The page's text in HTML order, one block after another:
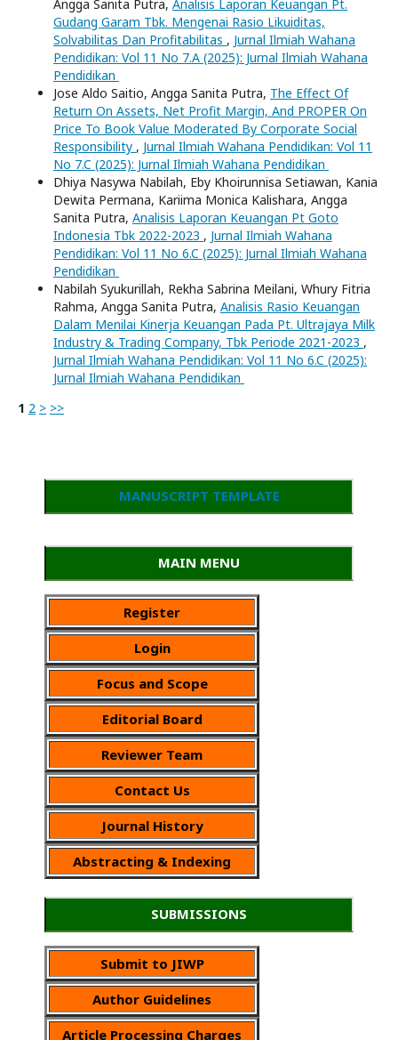
Angga Sanita Putra, Analisis Laporan Keuangan Pt.
Gudang Garam Tbk. Mengenai Rasio Likuiditas,
Solvabilitas Dan Profitabilitas , Jurnal Ilmiah Wahana
Pendidikan: Vol 11 No 7.A (2025): Jurnal Ilmiah Wahana
Pendidikan
Jose Aldo Saitio, Angga Sanita Putra, The Effect Of
Return On Assets, Net Profit Margin, And PROPER On
Price To Book Value Moderated By Corporate Social
Responsibility , Jurnal Ilmiah Wahana Pendidikan: Vol 11
No 7.C (2025): Jurnal Ilmiah Wahana Pendidikan
Dhiya Nasywa Nabilah, Eby Khoirunnisa Setiawan, Kania
Dewita Permana, Kariima Monica Kalishara, Angga
Sanita Putra, Analisis Laporan Keuangan Pt Goto
Indonesia Tbk 2022-2023 , Jurnal Ilmiah Wahana
Pendidikan: Vol 11 No 6.C (2025): Jurnal Ilmiah Wahana
Pendidikan
Nabilah Syukurillah, Rekha Sabrina Meilani, Whury Fitria
Rahma, Angga Sanita Putra, Analisis Rasio Keuangan
Dalam Menilai Kinerja Keuangan Pada Pt. Ultrajaya Milk
Industry & Trading Company, Tbk Periode 2021-2023 ,
Jurnal Ilmiah Wahana Pendidikan: Vol 11 No 6.C (2025):
Jurnal Ilmiah Wahana Pendidikan
1 2 > >>
MANUSCRIPT TEMPLATE
MAIN MENU
Register
Login
Focus and Scope
Editorial Board
Reviewer Team
Contact Us
Journal History
Abstracting & Indexing
SUBMISSIONS
Submit to JIWP
Author Guidelines
Article Processing Charges